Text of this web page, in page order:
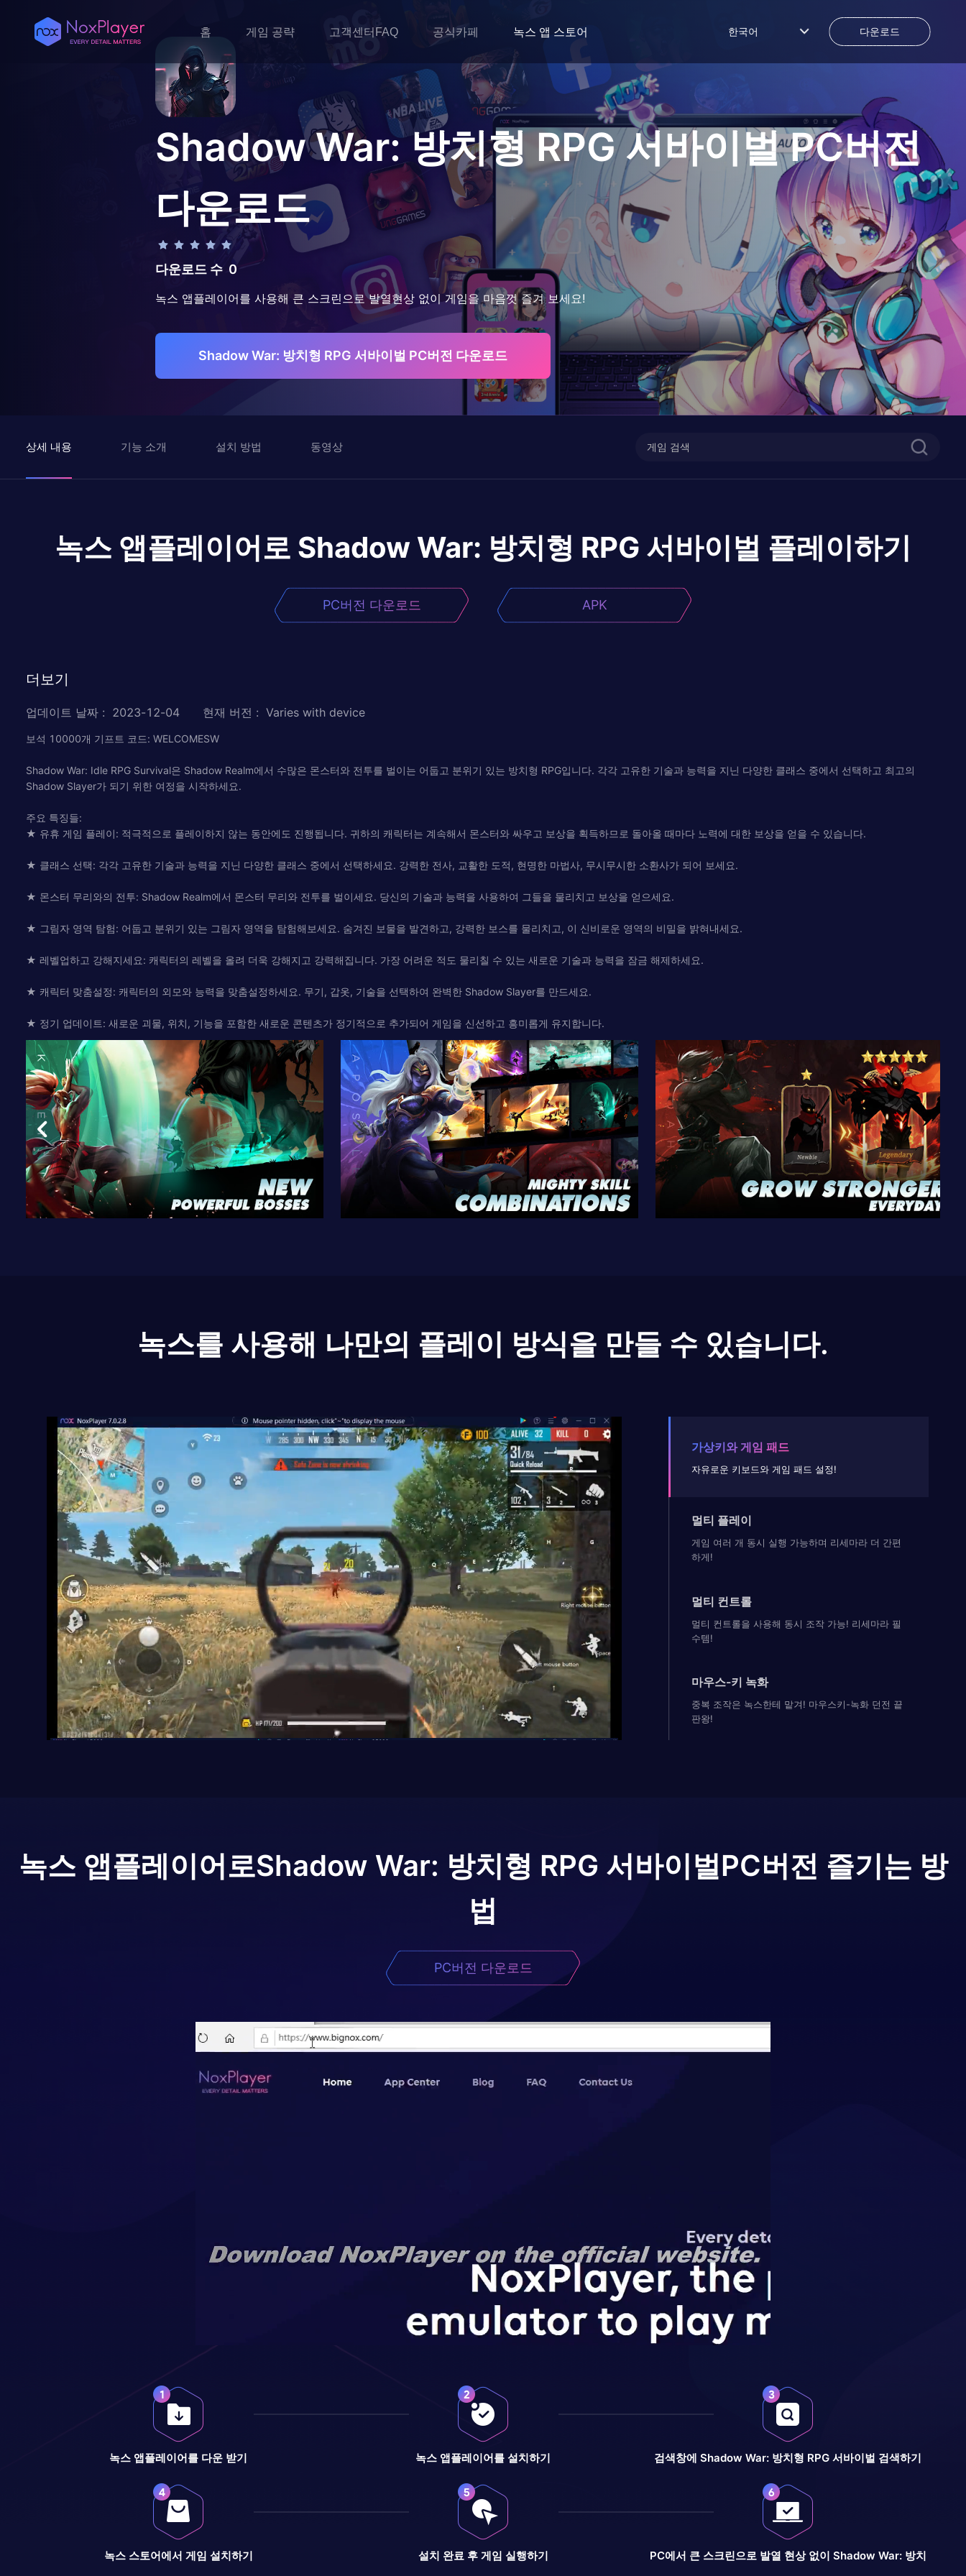
홈 게임 공략 고객센터FAQ 공식카페 녹스 앱 스토어 한국어 다운로드
Shadow War: 방치형 RPG 서바이벌PC버전
다운로드
다운로드 수 0
녹스 앱플레이어를 사용해 큰 스크린으로 발열현상 없이 게임을 마음껏 즐겨 보세요!
Shadow War: 방치형 RPG 서바이벌 PC버전 다운로드
상세 내용 기능 소개 설치 방법 동영상
녹스 앱플레이어로 Shadow War: 방치형 RPG 서바이벌 플레이하기
PC버전 다운로드 APK
더보기
업데이트 날짜 : 2023-12-04 현재 버전 : Varies with device
보석 10000개 기프트 코드: WELCOMESW
Shadow War: Idle RPG Survival은 Shadow Realm에서 수많은 몬스터와 전투를 벌이는 어둡고 분위기 있는 방치형 RPG입니다. 각각 고유한 기술과 능력을 지닌 다양한 클래스 중에서 선택하고 최고의
Shadow Slayer가 되기 위한 여정을 시작하세요.
주요 특징들:
★ 유휴 게임 플레이: 적극적으로 플레이하지 않는 동안에도 진행됩니다. 귀하의 캐릭터는 계속해서 몬스터와 싸우고 보상을 획득하므로 돌아올 때마다 노력에 대한 보상을 얻을 수 있습니다.
★ 클래스 선택: 각각 고유한 기술과 능력을 지닌 다양한 클래스 중에서 선택하세요. 강력한 전사, 교활한 도적, 현명한 마법사, 무시무시한 소환사가 되어 보세요.
★ 몬스터 무리와의 전투: Shadow Realm에서 몬스터 무리와 전투를 벌이세요. 당신의 기술과 능력을 사용하여 그들을 물리치고 보상을 얻으세요.
★ 그림자 영역 탐험: 어둡고 분위기 있는 그림자 영역을 탐험해보세요. 숨겨진 보물을 발견하고, 강력한 보스를 물리치고, 이 신비로운 영역의 비밀을 밝혀내세요.
★ 레벨업하고 강해지세요: 캐릭터의 레벨을 올려 더욱 강해지고 강력해집니다. 가장 어려운 적도 물리칠 수 있는 새로운 기술과 능력을 잠금 해제하세요.
★ 캐릭터 맞춤설정: 캐릭터의 외모와 능력을 맞춤설정하세요. 무기, 갑옷, 기술을 선택하여 완벽한 Shadow Slayer를 만드세요.
★ 정기 업데이트: 새로운 괴물, 위치, 기능을 포함한 새로운 콘텐츠가 정기적으로 추가되어 게임을 신선하고 흥미롭게 유지합니다.
녹스를 사용해 나만의 플레이 방식을 만들 수 있습니다.
가상키와 게임 패드
자유로운 키보드와 게임 패드 설정!
멀티 플레이
게임 여러 개 동시 실행 가능하며 리세마라 더 간편
하게!
멀티 컨트롤
멀티 컨트롤을 사용해 동시 조작 가능! 리세마라 필
수템!
마우스-키 녹화
중복 조작은 녹스한테 맡겨! 마우스키-녹화 던전 끝
판왕!
녹스 앱플레이어로Shadow War: 방치형 RPG 서바이벌PC버전 즐기는 방
법
PC버전 다운로드
녹스 앱플레이어를 다운 받기 녹스 앱플레이어를 설치하기 검색창에 Shadow War: 방치형 RPG 서바이벌 검색하기
녹스 스토어에서 게임 설치하기 설치 완료 후 게임 실행하기
PC에서 큰 스크린으로 발열 현상 없이 Shadow War: 방치